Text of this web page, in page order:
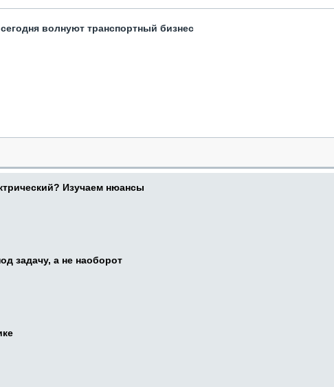
волнуют транспортный бизнес
Изучаем нюансы
задачу, а не наоборот